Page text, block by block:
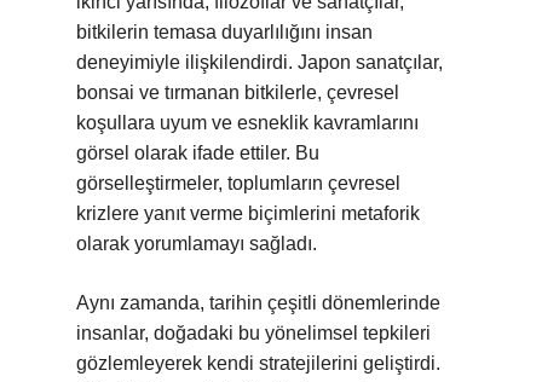
bitkilerin temasa duyarlılığını insan
deneyimiyle ilişkilendirdi. Japon sanatçılar,
bonsai ve tırmanan bitkilerle, çevresel
koşullara uyum ve esneklik kavramlarını
görsel olarak ifade ettiler. Bu
görselleştirmeler, toplumların çevresel
krizlere yanıt verme biçimlerini metaforik
olarak yorumlamayı sağladı.
Aynı zamanda, tarihin çeşitli dönemlerinde
insanlar, doğadaki bu yönelimsel tepkileri
gözlemleyerek kendi stratejilerini geliştirdi.